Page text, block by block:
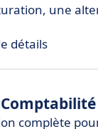
une
détails
Comptabilité
complète